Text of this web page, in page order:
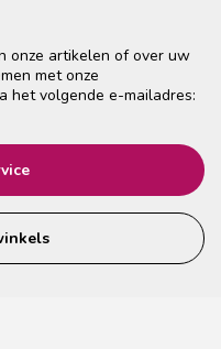
onze artikelen of over uw
met onze
het volgende e-mailadres: